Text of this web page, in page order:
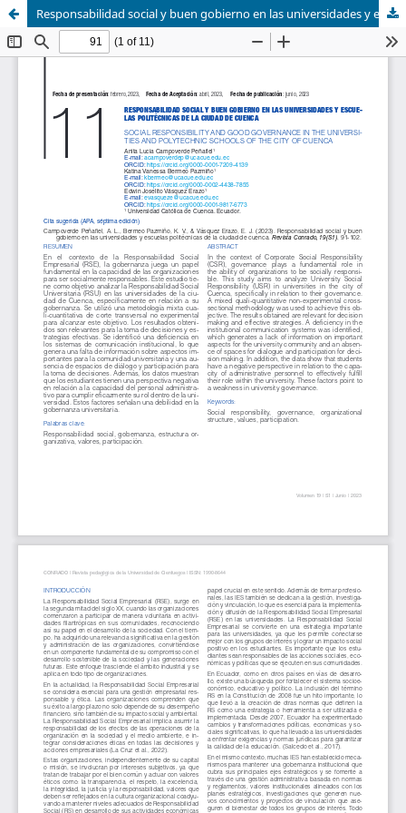
Responsabilidad social y buen gobierno en las universidades y escuelas politécnicas de la ciudad de cuenca